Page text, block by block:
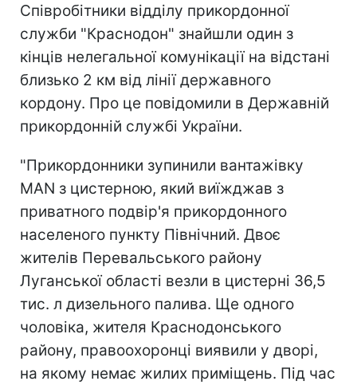
Співробітники відділу прикордонної
служби "Краснодон" знайшли один з
кінців нелегальної комунікації на відстані
близько 2 км від лінії державного
кордону. Про це повідомили в Державній
прикордонній службі України.
"Прикордонники зупинили вантажівку
MAN з цистерною, який виїжджав з
приватного подвір'я прикордонного
населеного пункту Північний. Двоє
жителів Перевальського району
Луганської області везли в цистерні 36,5
тис. л дизельного палива. Ще одного
чоловіка, жителя Краснодонського
району, правоохоронці виявили у дворі,
на якому немає жилих приміщень. Під час